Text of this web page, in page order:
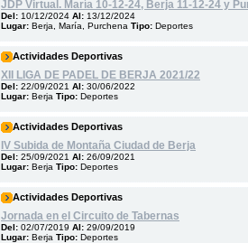
JDP Virtual. María 10-12-24, Berja 11-12-24 y
Del: 10/12/2024 Al: 13/12/2024
Lugar: Berja, María, Purchena Tipo: Deportes
Actividades Deportivas
XII LIGA DE PADEL DE BERJA 2021/22
Del: 22/09/2021 Al: 30/06/2022
Lugar: Berja Tipo: Deportes
Actividades Deportivas
IV Subida de Montaña Ciudad de Berja
Del: 25/09/2021 Al: 26/09/2021
Lugar: Berja Tipo: Deportes
Actividades Deportivas
Jornada en el Circuito de Tabernas
Del: 02/07/2019 Al: 29/09/2019
Lugar: Berja Tipo: Deportes